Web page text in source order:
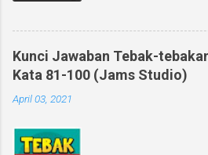
Kunci Jawaban Tebak-
Kata 81-100 (Jams Studio)
April 03, 2021